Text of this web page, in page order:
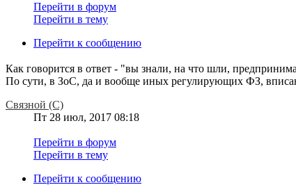
Перейти в форум
Перейти в тему
Перейти к сообщению
Как говорится в ответ - "вы знали, на что шли,
По сути, в ЗоС, да и вообще иных регулирующих ФЗ,
Связной (С)
Пт 28 июл, 2017 08:18
Перейти в форум
Перейти в тему
Перейти к сообщению